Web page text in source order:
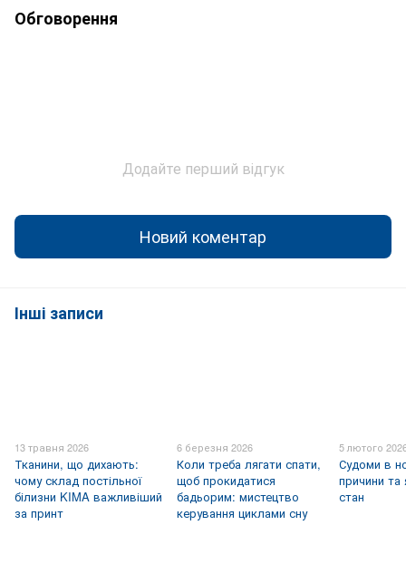
Обговорення
Додайте перший відгук
Новий коментар
Інші записи
13 травня 2026
Тканини, що дихають:
чому склад постільної
білизни KIMA важливіший
за принт
6 березня 2026
Коли треба лягати спати,
щоб прокидатися
бадьорим: мистецтво
керування циклами сну
5 лютого
Судоми в
причини
стан